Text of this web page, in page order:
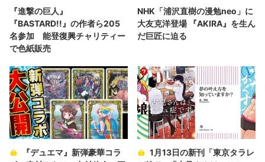
『進撃の巨人』
『BASTARD!!』の作者ら205
名参加 能登復興チャリティー
で色紙販売
NHK「浦沢直樹の漫勉neo」に
大友克洋登場 『AKIRA』を生ん
だ巨匠に迫る
『デュエマ』新弾豪華コラ
1月13日の新刊「東京タラレ